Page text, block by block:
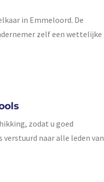
in Emmeloord. De
zelf een wettelijke
zodat u goed
naar alle leden van